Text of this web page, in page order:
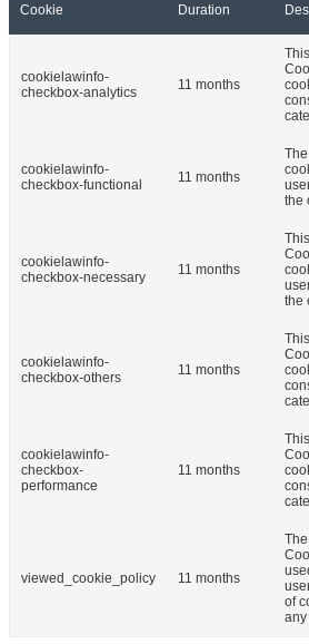
Cookie Duration
cookielawinfo-
checkbox-analytics
11 months
cookielawinfo-
checkbox-functional
11 months
the
cookielawinfo-
checkbox-necessary
11 months
the
cookielawinfo-
checkbox-others
11 months
cookielawinfo-
checkbox-
performance
11 months
viewed_cookie_policy 11 months
of
any